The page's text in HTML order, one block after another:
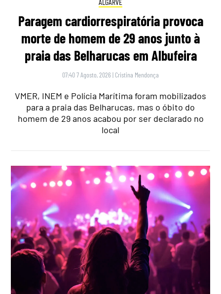
Paragem cardiorrespiratória provoca
morte de homem de 29 anos junto à
praia das Belharucas em Albufeira
07:40 7 Agosto, 2026 | Cristina Mendonça
VMER, INEM e Polícia Marítima foram mobilizados
para a praia das Belharucas, mas o óbito do
homem de 29 anos acabou por ser declarado no
local